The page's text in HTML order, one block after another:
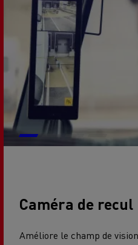
Caméra de recul
Améliore le champ de